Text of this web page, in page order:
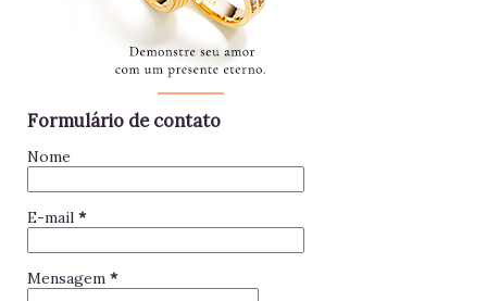
Formulário de contato
Nome
E-mail *
Mensagem *